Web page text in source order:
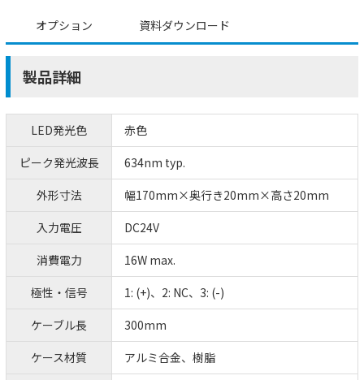
オプション 資料ダウンロード
製品詳細
LED発光色
赤色
ピーク発光波長
634nm typ.
外形寸法
幅170mm×奥行き20mm×高さ20mm
入力電圧
DC24V
消費電力
16W max.
極性・信号
1: (+)、2: NC、3: (-)
ケーブル長
300mm
ケース材質
アルミ合金、樹脂